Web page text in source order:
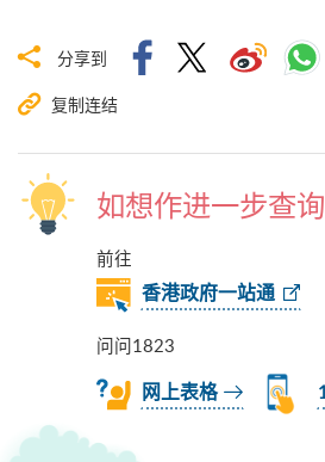
分享到
复制连结
如想作进一步查询
前往
香港政府一站通
问问1823
网上表格